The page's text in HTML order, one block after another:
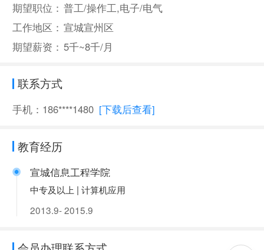
期望职位： 普工/操作工,电子/电气
工作地区： 宣城宣州区
期望薪资： 5千~8千/月
联系方式
手机：186****1480 [下载后查看]
教育经历
宣城信息工程学院
中专及以上 | 计算机应用
2013.9- 2015.9